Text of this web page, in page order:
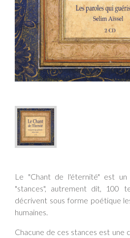
Le "Chant de l'éternité" est un
"stances", autrement dit, 100
décrivent sous forme poétique
humaines.
Chacune de ces stances est une